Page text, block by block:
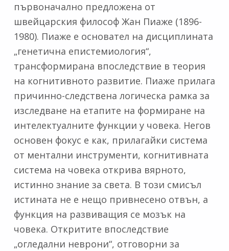
първоначално предложена от
швейцарския философ Жан Пиаже (1896-
1980). Пиаже е основател на дисциплината
„генетична епистемиология“,
трансформирана впоследствие в теория
на когнитивното развитие. Пиаже прилага
причинно-следствена логическа рамка за
изследване на етапите на формиране на
интелектуалните функции у човека. Негов
основен фокус е как, прилагайки система
от ментални инструменти, когнитивната
система на човека открива вярното,
истинно знание за света. В този смисъл
истината не е нещо привнесено отвън, а
функция на развиващия се мозък на
човека. Откритите впоследствие
„огледални неврони“, отговорни за